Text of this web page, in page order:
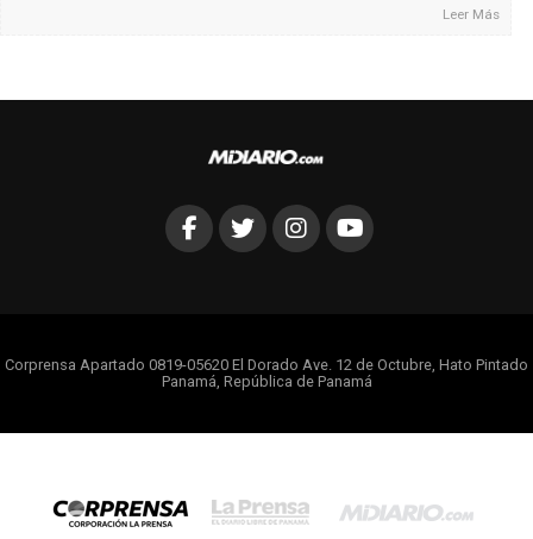
Leer Más
Corprensa Apartado 0819-05620 El Dorado Ave. 12 de Octubre, Hato Pintado
Panamá, República de Panamá